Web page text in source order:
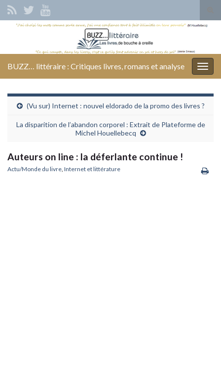
Search for:
BUZZ… littéraire : Critiques livres, romans et analyse
(Vu sur) Internet : nouvel eldorado de la promo des livres ?
La disparition de l’abandon corporel : Extrait de Plateforme de
Michel Houellebecq
Auteurs on line : la déferlante continue !
Actu/Monde du livre Internet et littérature